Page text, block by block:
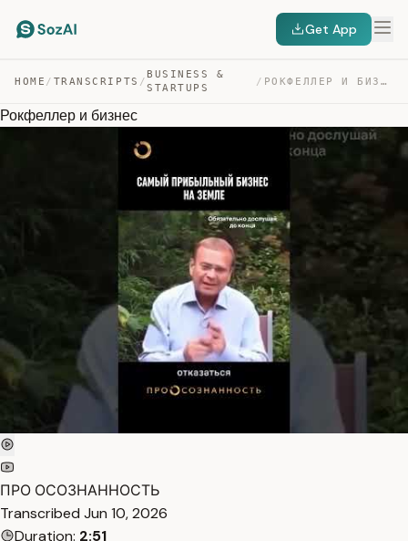
Get App
HOME / TRANSCRIPTS /
BUSINESS &
STARTUPS
/ РОКФЕЛЛЕР И БИЗНЕС — TRANSCRIPT
Рокфеллер и бизнес
ПРО ОСОЗНАННОСТЬ
Transcribed Jun 10, 2026
Duration: 2:51